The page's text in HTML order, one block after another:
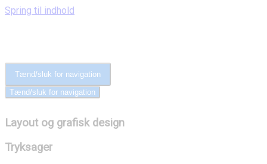
Spring til indhold
Tænd/sluk for navigation
Tænd/sluk for navigation
Layout og grafisk design
Tryksager